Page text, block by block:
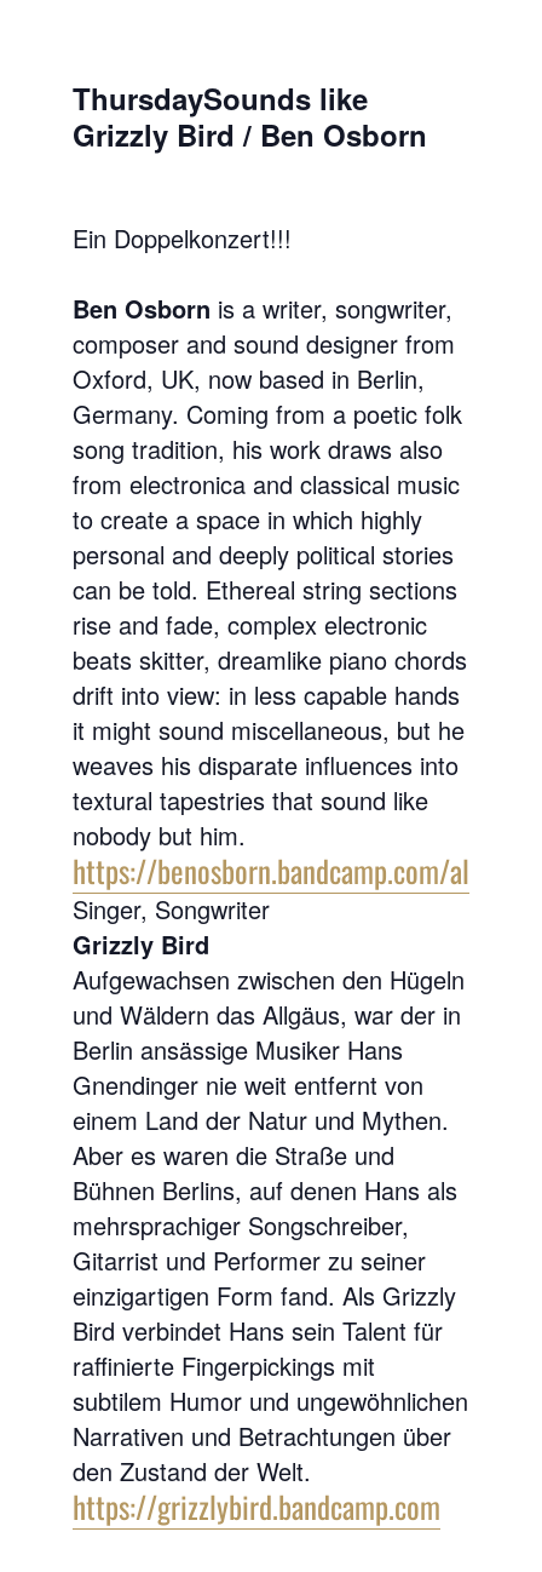
ThursdaySounds like
Grizzly Bird / Ben Osborn
Ein Doppelkonzert!!!
Ben Osborn is a writer, songwriter,
composer and sound designer from
Oxford, UK, now based in Berlin,
Germany. Coming from a poetic folk
song tradition, his work draws also
from electronica and classical music
to create a space in which highly
personal and deeply political stories
can be told. Ethereal string sections
rise and fade, complex electronic
beats skitter, dreamlike piano chords
drift into view: in less capable hands
it might sound miscellaneous, but he
weaves his disparate influences into
textural tapestries that sound like
nobody but him.
https://benosborn.bandcamp.com/album/
Singer, Songwriter
Grizzly Bird
Aufgewachsen zwischen den Hügeln
und Wäldern das Allgäus, war der in
Berlin ansässige Musiker Hans
Gnendinger nie weit entfernt von
einem Land der Natur und Mythen.
Aber es waren die Straße und
Bühnen Berlins, auf denen Hans als
mehrsprachiger Songschreiber,
Gitarrist und Performer zu seiner
einzigartigen Form fand. Als Grizzly
Bird verbindet Hans sein Talent für
raffinierte Fingerpickings mit
subtilem Humor und ungewöhnlichen
Narrativen und Betrachtungen über
den Zustand der Welt.
https://grizzlybird.bandcamp.com